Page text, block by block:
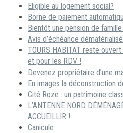
Eligible au logement social?
Borne de paiement
Bientôt une pension de
Avis d’échéance
TOURS HABITAT reste
et pour les RDV !
Devenez propriétaire d’une
En images la déconstruction
Cité Roze : un patrimoine
L’ANTENNE NORD
ACCUEILLIR !
Canicule